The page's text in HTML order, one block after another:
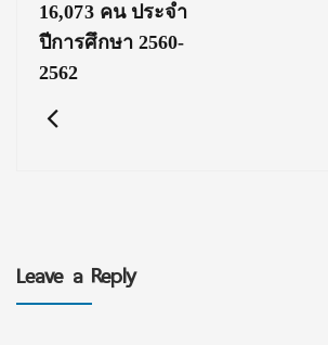
16,073 คน ประจำ
ปีการศึกษา 2560-
2562
Leave a Reply